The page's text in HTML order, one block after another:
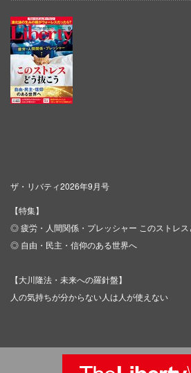
ザ・リバティ2026年9月号
【特集】
◎ 疲労・人間関係・プレッシャー このストレス
◎ 自由・民主・信仰のある世界へ
【大川隆法・未来への羅針盤】
人の気持ちが分からない人は人が使えない